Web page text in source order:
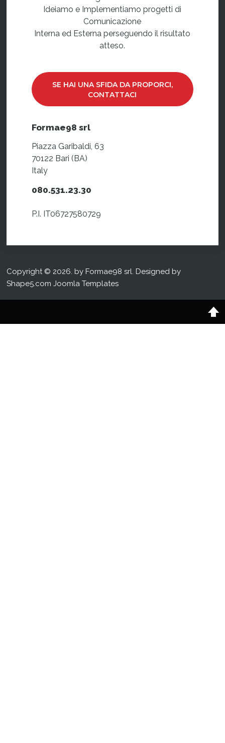
Ideiamo e Implementiamo progetti di
Comunicazione
Interna ed Esterna perseguendo il risultato
atteso.
SE HAI UNA SFIDA DA PROPORCI,
CONTATTACI
Formae98 srl
Piazza Garibaldi, 63
70122 Bari (BA)
Italy
080.531.23.30
P.I. IT06727580729
Copyright © 2026. by Formae98 srl. Designed by
Shape5.comJoomla Templates